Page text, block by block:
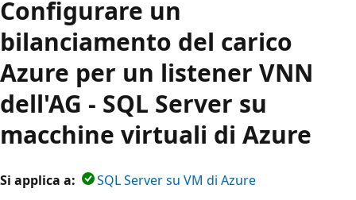
Configurare un
bilanciamento del carico
Azure per un listener VNN
dell'AG - SQL Server su
macchine virtuali di Azure
Si applica a:
SQL Server su VM di Azure